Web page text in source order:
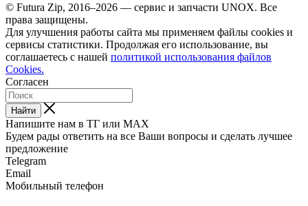
© Futura Zip, 2016–2026 — сервис и запчасти UNOX. Все
права защищены.
Для улучшения работы сайта мы применяем файлы cookies и
сервисы статистики. Продолжая его использование, вы
соглашаетесь с нашей политикой использования файлов
Cookies.
Согласен
Найти
Напишите нам в ТГ или MAX
Будем рады ответить на все Ваши вопросы и сделать лучшее
предложение
Telegram
Email
Мобильный телефон